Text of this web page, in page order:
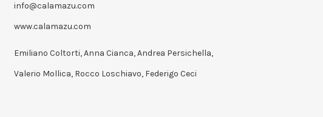
info@calamazu.com
www.calamazu.com
Emiliano Coltorti, Anna Cianca, Andrea Persichella,
Valerio Mollica, Rocco Loschiavo, Federigo Ceci